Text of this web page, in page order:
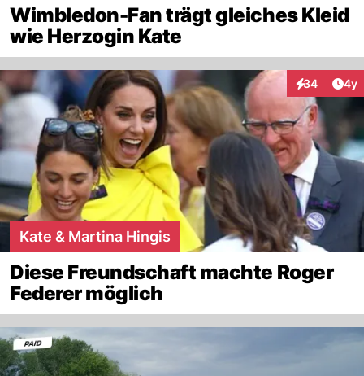
Wimbledon-Fan trägt gleiches Kleid
wie Herzogin Kate
34
Interaktionen
4y
Kate & Martina Hingis
Diese Freundschaft machte Roger
Federer möglich